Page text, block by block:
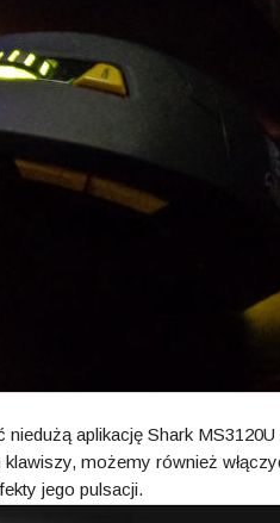
aplikację Shark
możemy również
jego pulsacji.